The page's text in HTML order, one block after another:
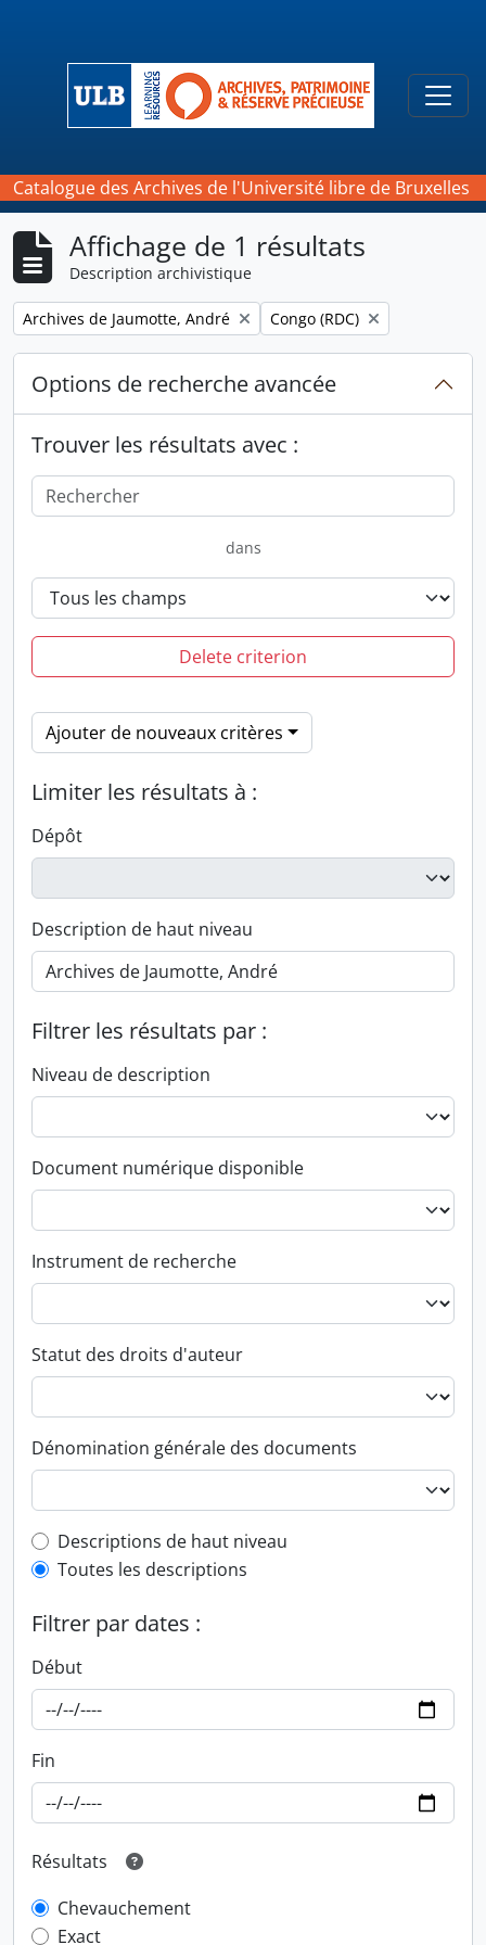
Catalogue des Archives de l'Université libre de Bruxelles
Affichage de 1 résultats
Description archivistique
Remove filter:
Archives de Jaumotte, André Remove filter:
Congo (RDC)
Options de recherche avancée
Trouver les résultats avec :
dans
Delete criterion
Ajouter de nouveaux critères
Limiter les résultats à :
Dépôt
Description de haut niveau
Filtrer les résultats par :
Niveau de description
Document numérique disponible
Instrument de recherche
Statut des droits d'auteur
Dénomination générale des documents
Top-level description filter
Descriptions de haut niveau
Toutes les descriptions
Filtrer par dates :
Début
Fin
Résultats
Chevauchement
Exact